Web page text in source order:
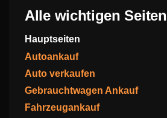
Alle wichtigen Seiten
Hauptseiten
Autoankauf
Auto verkaufen
Gebrauchtwagen Ankauf
Fahrzeugankauf